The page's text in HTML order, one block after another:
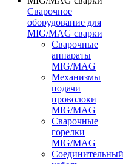
Сварочное
оборудование для
MIG/MAG сварки
Сварочные
аппараты
MIG/MAG
Механизмы
подачи
проволоки
MIG/MAG
Сварочные
горелки
MIG/MAG
Соединительный